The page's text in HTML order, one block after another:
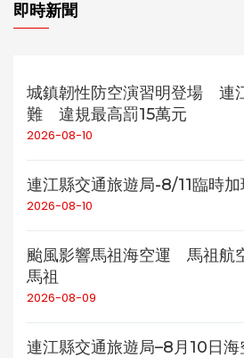
即時新聞
城鎮韌性防空演習明登場 連
難 違規最高罰15萬元
2026-08-10
連江縣交通旅遊局-8/11臨時
2026-08-10
颱風影響馬祖海空運 馬祖航
馬祖
2026-08-09
連江縣交通旅遊局–8月10日